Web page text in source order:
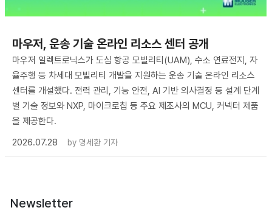
마우저, 운송 기술 온라인 리소스 센터 공개
마우저 일렉트로닉스가 도심 항공 모빌리티(UAM), 수소 연료전지, 자
율주행 등 차세대 모빌리티 개발을 지원하는 운송 기술 온라인 리소스
센터를 개설했다. 전력 관리, 기능 안전, AI 기반 의사결정 등 설계 단계
별 기술 정보와 NXP, 마이크로칩 등 주요 제조사의 MCU, 커넥터 제품
을 제공한다.
2026.07.28
by 명세환 기자
Newsletter